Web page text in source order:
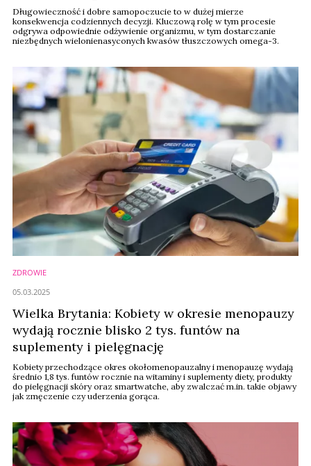
Długowieczność i dobre samopoczucie to w dużej mierze
konsekwencja codziennych decyzji. Kluczową rolę w tym procesie
odgrywa odpowiednie odżywienie organizmu, w tym dostarczanie
niezbędnych wielonienasyconych kwasów tłuszczowych omega-3.
ZDROWIE
Wielka Brytania: Kobiety w okresie menopauzy
wydają rocznie blisko 2 tys. funtów na
suplementy i pielęgnację
Kobiety przechodzące okres okołomenopauzalny i menopauzę wydają
średnio 1,8 tys. funtów rocznie na witaminy i suplementy diety, produkty
do pielęgnacji skóry oraz smartwatche, aby zwalczać m.in. takie objawy
jak zmęczenie czy uderzenia gorąca.
05.03.2025